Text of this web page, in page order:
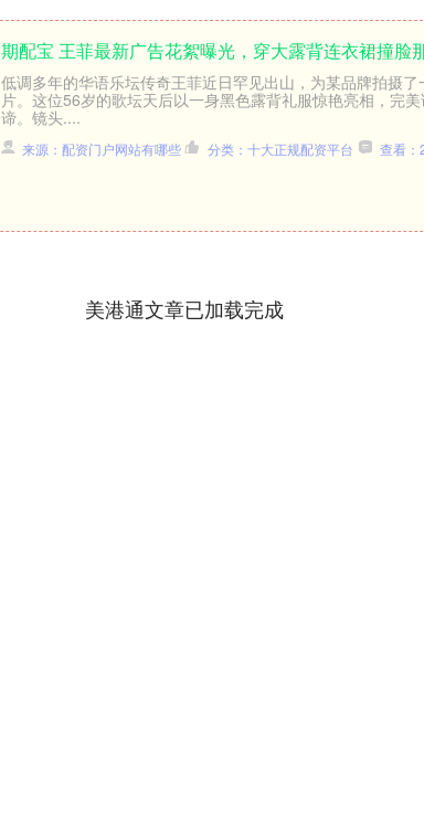
期配宝 王菲最新广告花絮曝光，穿大露背连衣裙撞脸
低调多年的华语乐坛传奇王菲近日罕见出山，为某品牌拍摄
片。这位56岁的歌坛天后以一身黑色露背礼服惊艳亮相，完
谛。镜头....
来源：配资门户网站有哪些 分类：十大正规配资平台 查看：
美港通文章已加载完成